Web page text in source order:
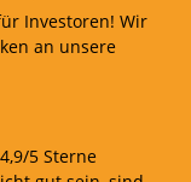
Investoren! Wir
an unsere
5 Sterne